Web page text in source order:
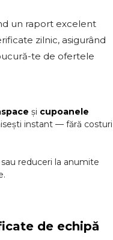
un raport excelent
zilnic, asigurând
te de ofertele
și cupoanele
instant — fără costuri
sau reduceri la anumite
de echipă